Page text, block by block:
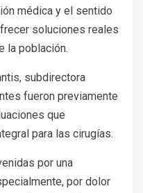
médica y el sentido
soluciones reales
la población.
subdirectora
fueron previamente
que
para las cirugías.
por una
por dolor